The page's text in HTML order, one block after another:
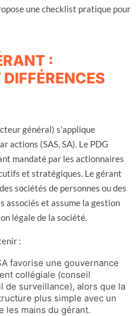
une checklist pratique pour
:
général) s’applique
actions (SAS, SA). Le PDG
mandaté par les actionnaires
et stratégiques. Le gérant
sociétés de personnes ou des
associés et assume la gestion
légale de la société.
:
favorise une gouvernance
collégiale (conseil
de surveillance), alors que la
plus simple avec un
les mains du gérant.